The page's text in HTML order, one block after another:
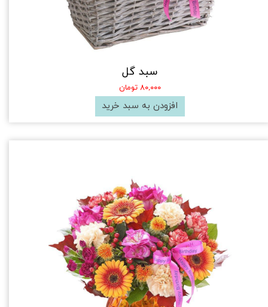
سبد گل
۸۰,۰۰۰ تومان
افزودن به سبد خرید